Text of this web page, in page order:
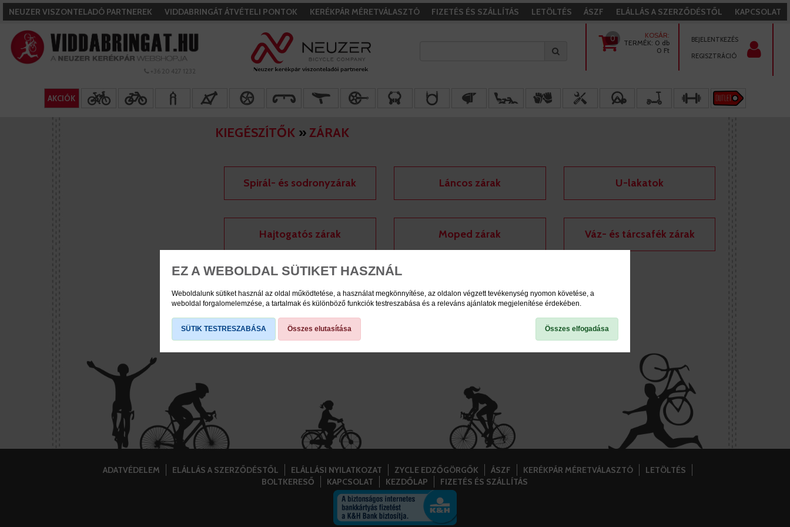
EZ A WEBOLDAL SÜTIKET HASZNÁL
Weboldalunk sütiket használ az oldal működtetése, a használat megkönnyítése, az oldalon végzett tevékenység nyomon követése, a
weboldal forgalomelemzése, a tartalmak és különböző funkciók testreszabása és a releváns ajánlatok megjelenítése érdekében.
SÜTIK TESTRESZABÁSA Összes elutasítása Összes elfogadása
NEUZER VISZONTELADÓ PARTNEREK VIDDABRINGÁT ÁTVÉTELI PONTOK KERÉKPÁR MÉRETVÁLASZTÓ FIZETÉS ÉS SZÁLLÍTÁS LETÖLTÉS ÁSZF ELÁLLÁS A SZERZŐDÉSTŐL KAPCSOLAT
+36 20 427 1232
0
KOSÁR:
TERMÉK: 0 db
0 Ft
BEJELENTKEZÉS
REGISZTRÁCIÓ
AKCIÓK
KIEGÉSZÍTŐK »ZÁRAK
Spirál- és sodronyzárak Láncos zárak U-lakatok
Hajtogatós zárak Moped zárak Váz- és tárcsafék zárak
ADATVÉDELEM ELÁLLÁS A SZERZŐDÉSTŐL ELÁLLÁSI NYILATKOZAT ZYCLE EDZŐGÖRGŐK ÁSZF KERÉKPÁR MÉRETVÁLASZTÓ
LETÖLTÉS
BOLTKERESŐ
KAPCSOLAT KEZDŐLAP FIZETÉS ÉS SZÁLLÍTÁS